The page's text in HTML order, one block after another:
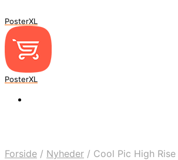
PosterXL
PosterXL
Forside / Nyheder / Cool Pic High